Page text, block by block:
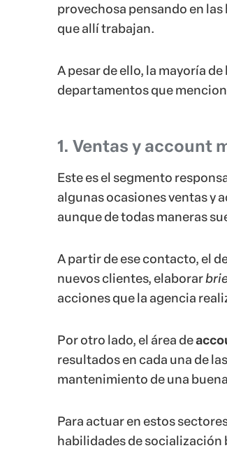
provechosa pensando en
que allí trabajan.
A pesar de ello, la mayoría
departamentos que
1. Ventas y account
Este es el segmento
algunas ocasiones ventas y
aunque de todas maneras
A partir de ese contacto, el
nuevos clientes, elaborar
acciones que la agencia
Por otro lado, el área de
resultados en cada una de
mantenimiento de una
Para actuar en estos
habilidades de socialización